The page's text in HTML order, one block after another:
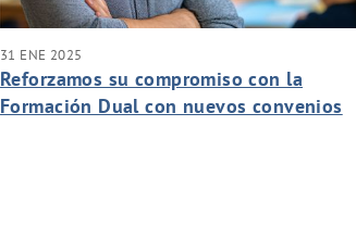
31 ENE 2025
Reforzamos su compromiso con la
Formación Dual con nuevos convenios